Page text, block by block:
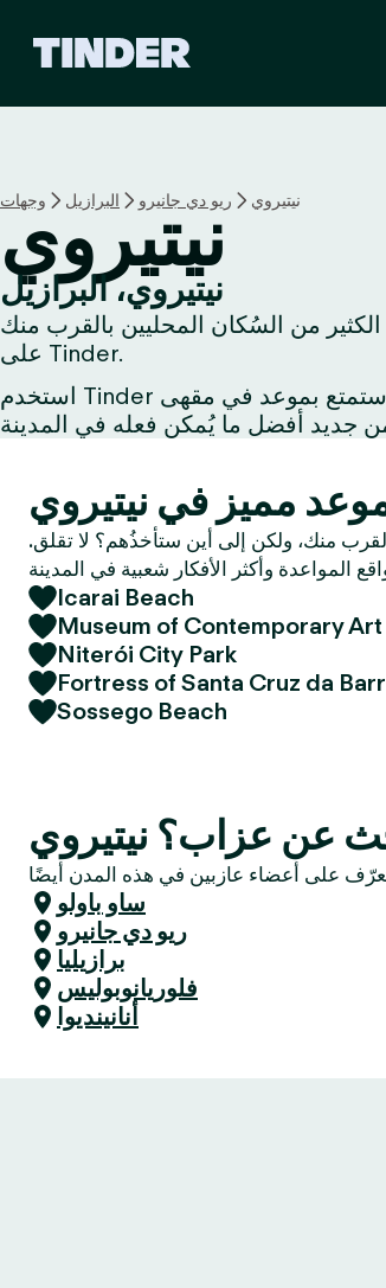
ا
ر
ئ
ي
ل
ـ
n
d
e
r
وجهات البرازيل ريو دي جانيرو نيتيروي نيتيروي
نيتيروي، البرازيل
من السُكان المحليين بالقرب منك
على Tinder.
استخدم Tinder لتُبادل الإعجاب مع شخص يُشاركُك اهتماماتك أو استكشف الحياة الليلية مع صديق جديد أو اِحتسِ مشروبًا في حانة محلية أو استمتع بموعد في مقهى
منك، ولكن إلى أين ستأخذُهم؟ لا تقلق.
Icarai Beach
Museum of Contemporary Art
Niterói City Park
Fortress of Santa Cruz da
Sossego Beach
عن عزاب؟ نيتيروي
ساو باولو
ريو دي جانيرو
برازيليا
فلوريانوبوليس
أنانينديوا